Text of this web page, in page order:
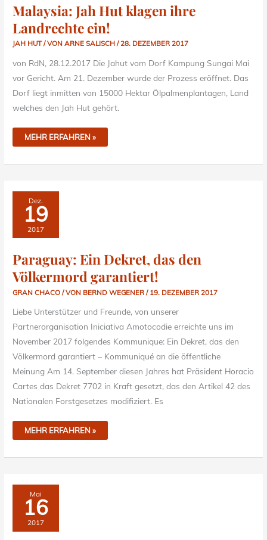
Malaysia: Jah Hut klagen ihre
Landrechte ein!
JAH HUT/ VONARNE SALISCH/28. DEZEMBER 2017
von RdN, 28.12.2017 Die Jahut vom Dorf Kampung Sungai Mai
vor Gericht. Am 21. Dezember wurde der Prozess eröffnet. Das
Dorf liegt inmitten von 15000 Hektar Ölpalmenplantagen, Land
welches den Jah Hut gehört.
MEHR ERFAHREN »
Dez.
19
2017
Paraguay: Ein Dekret, das den
Völkermord garantiert!
GRAN CHACO / VON BERND WEGENER/ 19. DEZEMBER 2017
Liebe Unterstützer und Freunde, von unserer
Partnerorganisation Iniciativa Amotocodie erreichte uns im
November 2017 folgendes Kommunique: Ein Dekret, das den
Völkermord garantiert – Kommuniqué an die öffentliche
Meinung Am 14. September diesen Jahres hat Präsident Horacio
Cartes das Dekret 7702 in Kraft gesetzt, das den Artikel 42 des
Nationalen Forstgesetzes modifiziert. Es
PARAGUAY:
EIN
DEKRET,
DAS
DEN
VÖLKERMORD
GARANTIERT!
MEHR ERFAHREN »
Mai
16
2017
NIVACLE
INDIANERLEBEN
1930